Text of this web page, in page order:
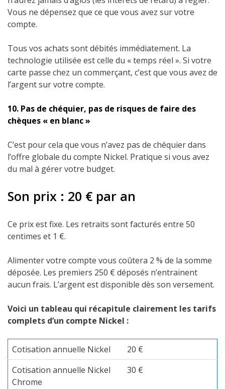
Vous ne dépensez que ce que vous avez sur votre
compte.
Tous vos achats sont débités immédiatement. La
technologie utilisée est celle du « temps réel ». Si votre
carte passe chez un commerçant, c’est que vous avez de
l’argent sur votre compte.
10. Pas de chéquier, pas de risques de faire des
chèques « en blanc »
C’est pour cela que vous n’avez pas de chéquier dans
l’offre globale du compte Nickel. Pratique si vous avez
du mal à gérer votre budget.
Son prix : 20 € par an
Ce prix est fixe. Les retraits sont facturés entre 50
centimes et 1 €.
Alimenter votre compte vous coûtera 2 % de la somme
déposée. Les premiers 250 € déposés n’entrainent
aucun frais. L’argent est disponible dès son versement.
Voici un tableau qui récapitule clairement les tarifs
complets d’un compte Nickel :
Cotisation annuelle Nickel
20 €
Cotisation annuelle Nickel
Chrome
30 €